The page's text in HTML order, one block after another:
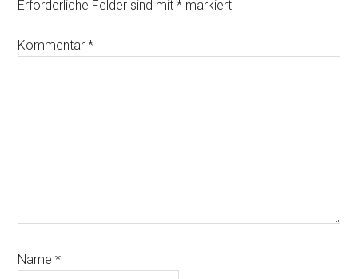
Erforderliche Felder sind mit* markiert
Kommentar*
Name*